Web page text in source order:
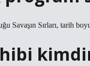
Savaşın Sırları, tarih